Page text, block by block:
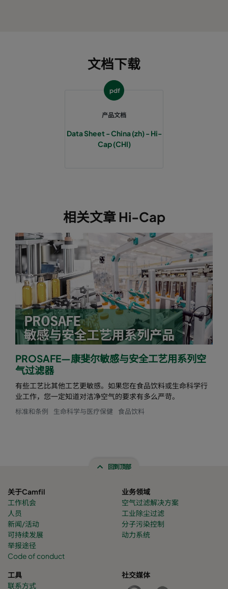
文档下载
pdf
产品文档
Data Sheet - China (zh) - Hi-
Cap (CHI)
相关文章 Hi-Cap
PROSAFE—康斐尔敏感与安全工艺用系列空
气过滤器
有些工艺比其他工艺更敏感。如果您在食品饮料或生命科学行
业工作，您一定知道对洁净空气的要求有多么严苛。
标准和条例 生命科学与医疗保健 食品饮料
回到顶部
关于Camfil
工作机会
人员
新闻/活动
可持续发展
举报途径
Code of conduct
业务领域
空气过滤解决方案
工业除尘过滤
分子污染控制
动力系统
工具
联系方式
社交媒体